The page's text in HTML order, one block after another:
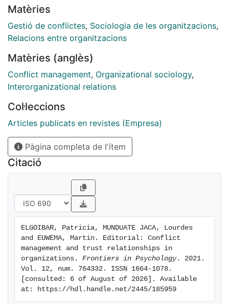
parties to cooperate (...)
Matèries
Gestió de conflictes, Sociologia de les organitzacions,
Relacions entre organitzacions
Matèries (anglès)
Conflict management, Organizational sociology,
Interorganizational relations
Col·leccions
Articles publicats en revistes (Empresa)
Pàgina completa de l'ítem
Citació
ELGOIBAR, Patricia, MUNDUATE JACA, Lourdes
and EUWEMA, Martin. Editorial: Conflict
management and trust relationships in
organizations. Frontiers in Psychology. 2021.
Vol. 12, num. 764332. ISSN 1664-1078.
[consulted: 6 of August of 2026]. Available
at: https://hdl.handle.net/2445/185959